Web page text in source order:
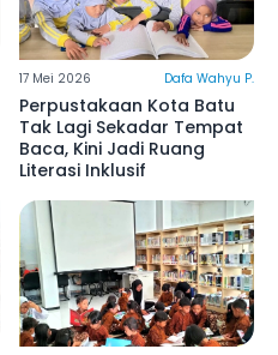
17 Mei 2026 Dafa Wahyu P.
Perpustakaan Kota Batu
Tak Lagi Sekadar Tempat
Baca, Kini Jadi Ruang
Literasi Inklusif